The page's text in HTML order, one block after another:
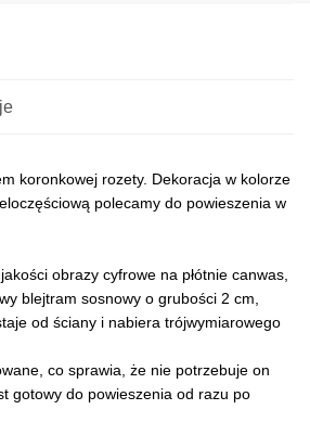
koronkowej rozety. Dekoracja w kolorze
polecamy do powieszenia w
obrazy cyfrowe na płótnie canwas,
blejtram sosnowy o grubości 2 cm,
od ściany i nabiera trójwymiarowego
co sprawia, że nie potrzebuje on
gotowy do powieszenia od razu po